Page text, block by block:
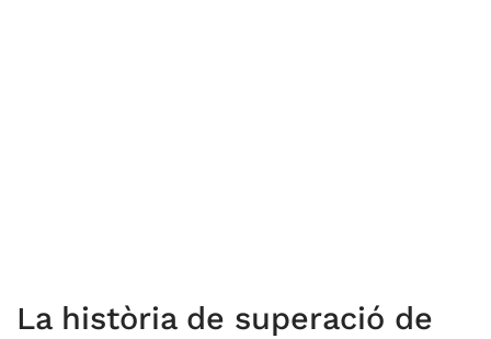
La història de superació de